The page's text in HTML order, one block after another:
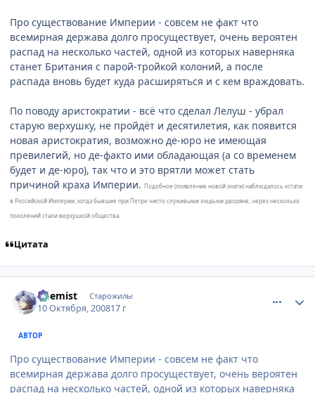
Про существование Империи - совсем не факт что
всемирная держава долго просуществует, очень вероятен
распад на несколько частей, одной из которых наверняка
станет Британия с парой-тройкой колоний, а после
распада вновь будет куда расширяться и с кем враждовать.
По поводу аристократии - всё что сделал Лелуш - убрал
старую верхушку, не пройдёт и десятилетия, как появится
новая аристократия, возможно де-юро не имеющая
превилегий, но де-факто ими обладающая (а со временем
будет и де-юро), так что и это врятли может стать
причиной краха Империи. Подобное (появление новой знати) наблюдалось кстати
в Российской Империи, когда бывшие при Петре чисто служивыми людьми дворяне, через несколько
поколений стали верхушкой общества.
Цитата
Chemist Старожилы
10 Октября, 200817 г
АВТОР
Про существование Империи - совсем не факт что
всемирная держава долго просуществует, очень вероятен
распад на несколько частей, одной из которых наверняка